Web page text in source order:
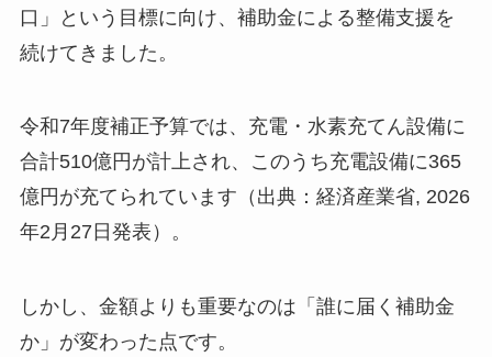
口」という目標に向け、補助金による整備支援を
続けてきました。
令和7年度補正予算では、充電・水素充てん設備に
合計510億円が計上され、このうち充電設備に365
億円が充てられています（出典：経済産業省, 2026
年2月27日発表）。
しかし、金額よりも重要なのは「誰に届く補助金
か」が変わった点です。